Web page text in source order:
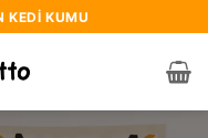
KEDI KUMU